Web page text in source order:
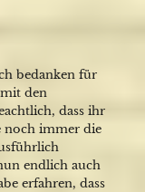
bedanken für
den
dass ihr
noch immer die
endlich auch
erfahren, dass